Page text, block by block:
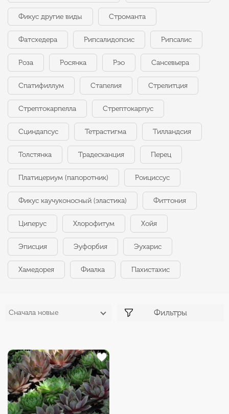
Фикус другие виды Строманта
Фатсхедера Рипсалидопсис Рипсалис
Роза Росянка Рэо Сансевьера
Спатифиллум Стапелия Стрелитция
Стрептокарпелла Стрептокарпус
Сциндапсус Тетрастигма Тилландсия
Толстянка Традесканция Перец
Платицериум (папоротник) Роициссус
Фикус каучуконосный (эластика) Фиттония
Циперус Хлорофитум Хойя
Эписция Эуфорбия Эухарис
Хамедорея Фиалка Пахистахис
Сначала новые Фильтры